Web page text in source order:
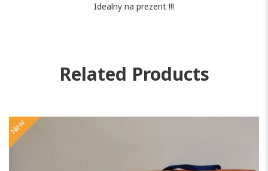
Idealny na prezent !!!
Related Products
New